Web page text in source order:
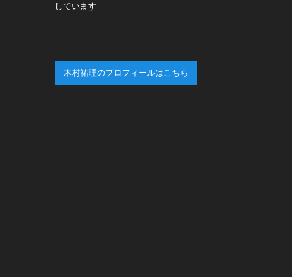
しています
木村祐理のプロフィールはこちら